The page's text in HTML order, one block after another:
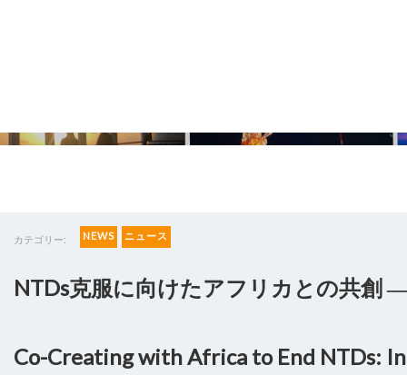
カテゴリー: NEWS ニュース
NTDs克服に向けたアフリカとの共創
Co-Creating with Africa to End NTDs: